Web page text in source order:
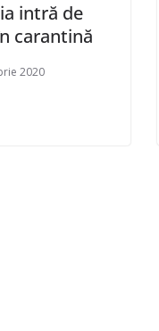
intră de
carantină
2020